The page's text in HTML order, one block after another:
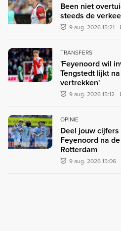
Been niet
steeds de
9 aug. 2026 15:21
TRANSFERS
'Feyenoord wil
Tengstedt lijkt
vertrekken'
9 aug. 2026 15:12
OPINIE
Deel jouw
Feyenoord na
Rotterdam
9 aug. 2026 15:06